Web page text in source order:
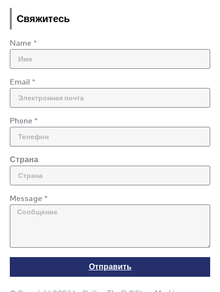
Свяжитесь
Name *
Email *
Phone *
Страна
Message *
Отправить